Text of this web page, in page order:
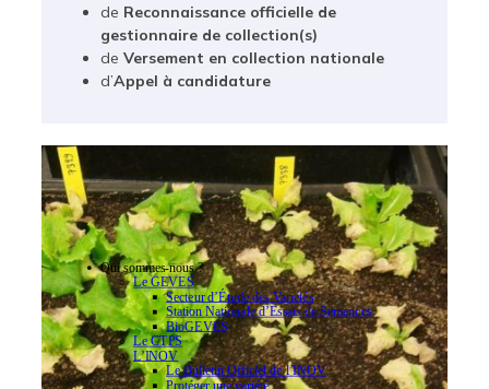
de Reconnaissance officielle de
gestionnaire de collection(s)
de Versement en collection nationale
d’Appel à candidature
Qui sommes-nous ?
Le GEVES
Secteur d’Étude des Variétés
Station Nationale d’Essais de Semences
BioGEVES
Le CTPS
L’INOV
Le Bulletin Officiel de l’INOV
Protéger une variété